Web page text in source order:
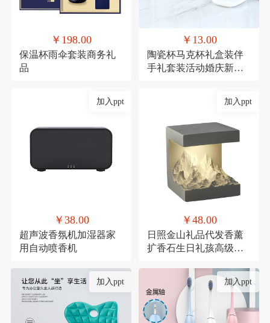
￥198.00
保温杯雨伞套装商务礼
品
￥13.00
陶瓷杯马克杯礼盒装伴
手礼套装活动婚庆新年
加入ppt
￥38.00
超声波香氛机加湿器家
用自动喷香机
加入ppt
￥48.00
日照金山礼品代发香薰
扩香石生日礼孩高级感
加入ppt 加入ppt